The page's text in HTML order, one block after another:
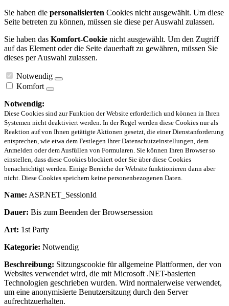
Sie haben die personalisierten Cookies nicht ausgewählt. Um diese
Seite betreten zu können, müssen sie diese per Auswahl zulassen.
Sie haben das Komfort-Cookie nicht ausgewählt. Um den Zugriff
auf das Element oder die Seite dauerhaft zu gewähren, müssen Sie
dieses per Auswahl zulassen.
Notwendig
Komfort
Notwendig:
Diese Cookies sind zur Funktion der Website erforderlich und können in Ihren
Systemen nicht deaktiviert werden. In der Regel werden diese Cookies nur als
Reaktion auf von Ihnen getätigte Aktionen gesetzt, die einer Dienstanforderung
entsprechen, wie etwa dem Festlegen Ihrer Datenschutzeinstellungen, dem
Anmelden oder dem Ausfüllen von Formularen. Sie können Ihren Browser so
einstellen, dass diese Cookies blockiert oder Sie über diese Cookies
benachrichtigt werden. Einige Bereiche der Website funktionieren dann aber
nicht. Diese Cookies speichern keine personenbezogenen Daten.
Name: ASP.NET_SessionId
Dauer: Bis zum Beenden der Browsersession
Art: 1st Party
Kategorie: Notwendig
Beschreibung: Sitzungscookie für allgemeine Plattformen, der von
Websites verwendet wird, die mit Microsoft .NET-basierten
Technologien geschrieben wurden. Wird normalerweise verwendet,
um eine anonymisierte Benutzersitzung durch den Server
aufrechtzuerhalten.